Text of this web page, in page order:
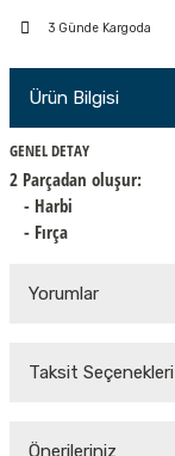
3 Günde Kargoda
Ürün Bilgisi
GENEL DETAY
2 Parçadan oluşur:
- Harbi
- Fırça
Yorumlar
Taksit Seçenekleri
Önerileriniz